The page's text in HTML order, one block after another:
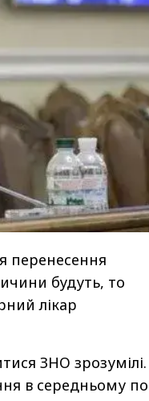
перенесення
будуть, то
лікар
ЗНО зрозумілі.
в середньому по